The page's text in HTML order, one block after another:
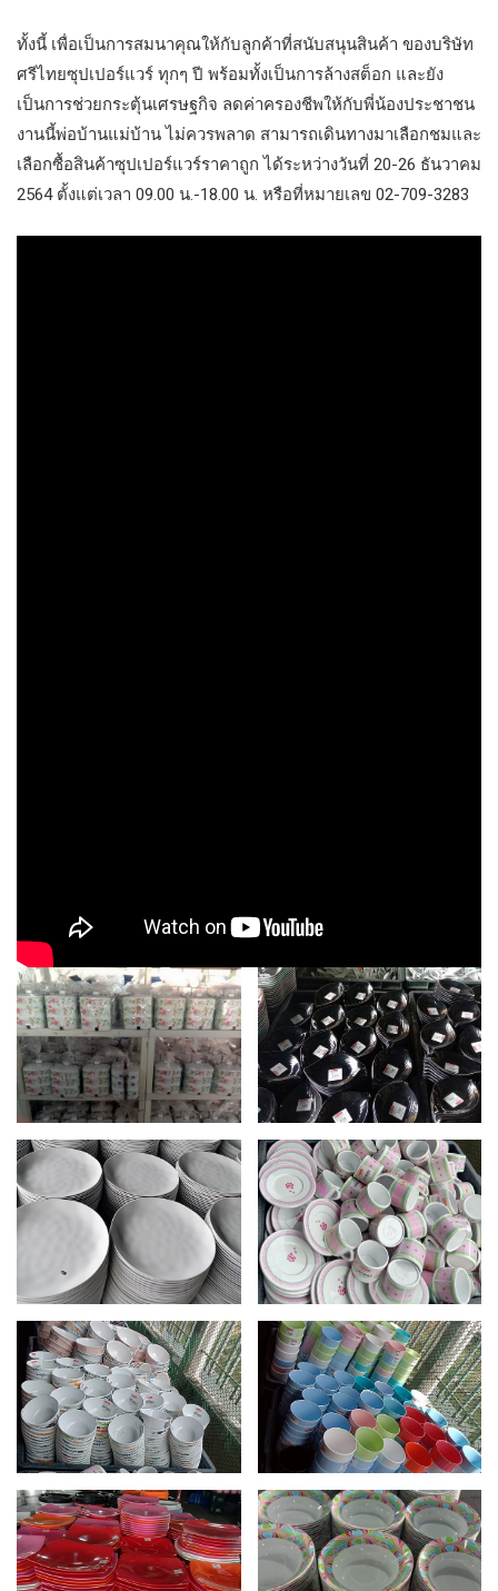
ทั้งนี้ เพื่อเป็นการสมนาคุณให้กับลูกค้าที่สนับสนุนสินค้า ของบริษัท
ศรีไทยซุปเปอร์แวร์ ทุกๆ ปี พร้อมทั้งเป็นการล้างสต็อก และยัง
เป็นการช่วยกระตุ้นเศรษฐกิจ ลดค่าครองชีพให้กับพี่น้องประชาชน
งานนี้พ่อบ้านแม่บ้าน ไม่ควรพลาด สามารถเดินทางมาเลือกชมและ
เลือกซื้อสินค้าซุปเปอร์แวร์ราคาถูก ได้ระหว่างวันที่ 20-26 ธันวาคม
2564 ตั้งแต่เวลา 09.00 น.-18.00 น. หรือที่หมายเลข 02-709-3283